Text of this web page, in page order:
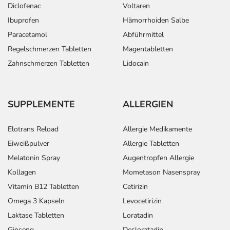
Bei einer Überdosierung kann es unter anderem zu
Erbrechen, Bewusstseinsstörungen und Krämpfen
kommen. Setzen Sie sich bei dem Verdacht auf eine
Überdosierung umgehend mit einem Arzt in Verbindung.
Setzen Sie die Einnahme zum nächsten vorgeschriebenen
Menge) fort.
Generell gilt: Achten Sie vor allem bei Säuglingen,
Kleinkindern und älteren Menschen auf eine
gewissenhafte Dosierung. Im Zweifelsfalle fragen Sie
Ihren Arzt oder Apotheker nach etwaigen Auswirkungen
oder Vorsichtsmaßnahmen.
Diclofenac
Ibuprofen
Paracetamol
Regelschmerzen Tabletten
Zahnschmerzen Tabletten
Voltaren
Hämorrhoiden Salbe
Abführmittel
Magentabletten
Lidocain
SUPPLEMENTE
Elotrans Reload
Eiweißpulver
Melatonin Spray
Kollagen
Vitamin B12 Tabletten
Omega 3 Kapseln
Laktase Tabletten
ALLERGIEN
Allergie Medikamente
Allergie Tabletten
Augentropfen Allergie
Mometason Nasenspray
Cetirizin
Levocetirizin
Loratadin